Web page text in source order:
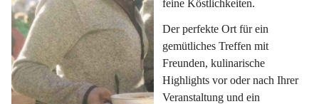
feine Köstlichkeiten.
Der perfekte Ort für ein
gemütliches Treffen mit
Freunden, kulinarische
Highlights vor oder nach Ihrer
Veranstaltung und ein